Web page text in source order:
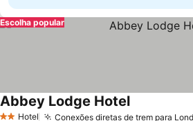
Escolha popular
Hotel Conexões diretas de trem para
Abbey Lodge Hotel